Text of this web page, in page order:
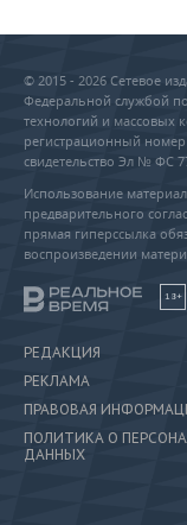
© 2015 - 2026 Сетевое
Федеральной службой
технологий и массовых
регистрационный
свидетельство Эл № ФС
Использование
предварительного
прямая гиперссылка
воспроизведении
18+
РЕДАКЦИЯ
РЕКЛАМА
ПРАВОВАЯ
ПОЛИТИКА О
ДАННЫХ